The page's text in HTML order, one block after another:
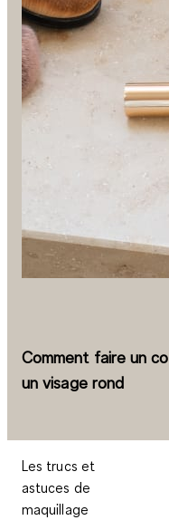
Comment faire un
un visage rond
Les trucs et
astuces de
maquillage